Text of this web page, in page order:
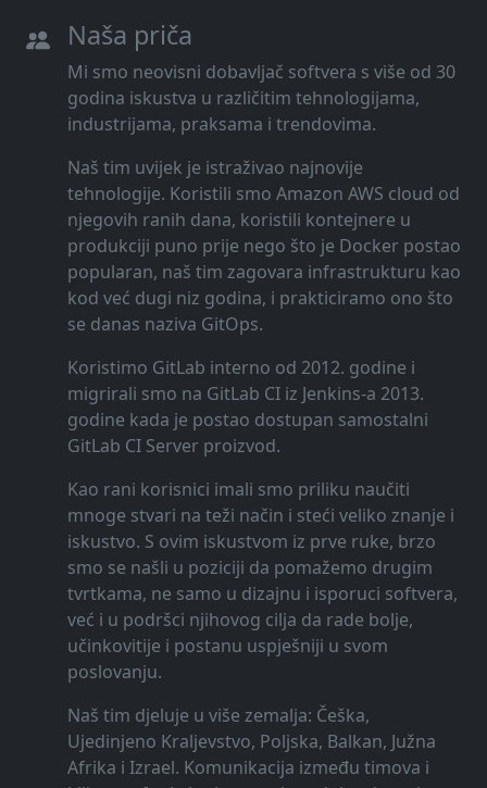
Naša priča
Mi smo neovisni dobavljač softvera s više od 30
godina iskustva u različitim tehnologijama,
industrijama, praksama i trendovima.
Naš tim uvijek je istraživao najnovije
tehnologije. Koristili smo Amazon AWS cloud od
njegovih ranih dana, koristili kontejnere u
produkciji puno prije nego što je Docker postao
popularan, naš tim zagovara infrastrukturu kao
kod već dugi niz godina, i prakticiramo ono što
se danas naziva GitOps.
Koristimo GitLab interno od 2012. godine i
migrirali smo na GitLab CI iz Jenkins-a 2013.
godine kada je postao dostupan samostalni
GitLab CI Server proizvod.
Kao rani korisnici imali smo priliku naučiti
mnoge stvari na teži način i steći veliko znanje i
iskustvo. S ovim iskustvom iz prve ruke, brzo
smo se našli u poziciji da pomažemo drugim
tvrtkama, ne samo u dizajnu i isporuci softvera,
već i u podršci njihovog cilja da rade bolje,
učinkovitije i postanu uspješniji u svom
poslovanju.
Naš tim djeluje u više zemalja: Češka,
Ujedinjeno Kraljevstvo, Poljska, Balkan, Južna
Afrika i Izrael. Komunikacija između timova i